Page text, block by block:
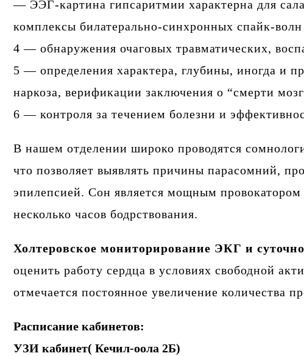
— ЭЭГ-картина гипсаритмии характерна для
комплексы билатерально-синхронных спайк-
4 — обнаружения очаговых травматических,
5 — определения характера, глубины, иногда и
наркоза, верификации заключения о “смерти
6 — контроля за течением болезни и
В нашем отделении широко проводятся
что позволяет выявлять причины парасомний,
эпилепсией. Сон является мощным
несколько часов бодрствования.
Холтеровское мониторирование ЭКГ и
оценить работу сердца в условиях свободной
отмечается постоянное увеличение количества
Расписание кабинетов:
УЗИ кабинет( Кечил-оола 2Б)